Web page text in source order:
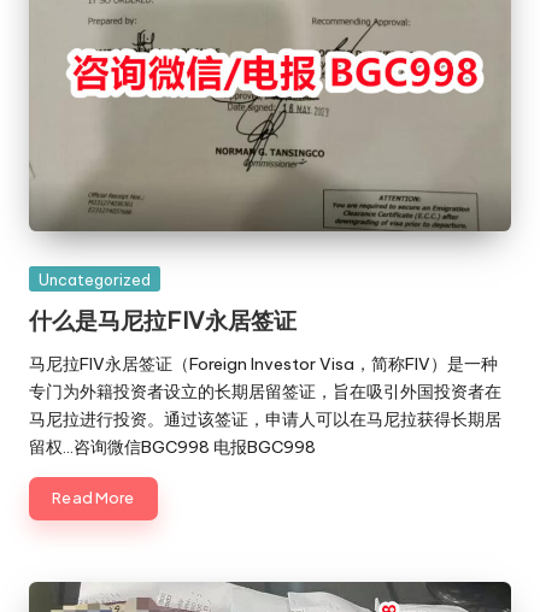
Posted
Uncategorized
什么是马尼拉FIV永居签证
马尼拉FIV永居签证（Foreign Investor Visa，简称FIV）是一种
专门为外籍投资者设立的长期居留签证，旨在吸引外国投资者在
马尼拉进行投资。通过该签证，申请人可以在马尼拉获得长期居
留权…咨询微信BGC998 电报BGC998
Read More